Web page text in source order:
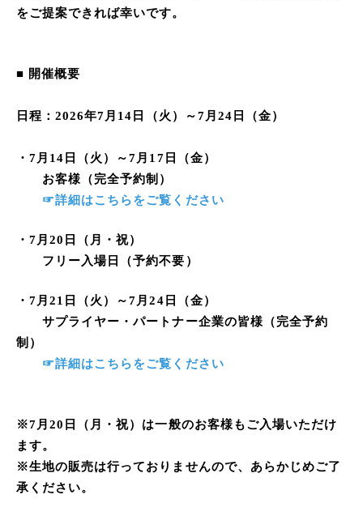
をご提案できれば幸いです。
■ 開催概要
日程：2026年7月14日（火）～7月24日（金）
・7月14日（火）～7月17日（金）
お客様（完全予約制）
☞詳細はこちらをご覧ください
・7月20日（月・祝）
フリー入場日（予約不要）
・7月21日（火）～7月24日（金）
サプライヤー・パートナー企業の皆様（完全予約
制）
☞詳細はこちらをご覧ください
※7月20日（月・祝）は一般のお客様もご入場いただけ
ます。
※生地の販売は行っておりませんので、あらかじめご了
承ください。